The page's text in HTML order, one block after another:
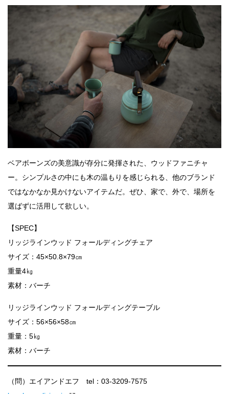
ベアボーンズの美意識が存分に発揮された、ウッドファニチャ
ー。シンプルさの中にも木の温もりを感じられる、他のブランド
ではなかなか見かけないアイテムだ。ぜひ、家で、外で、場所を
選ばずに活用して欲しい。
【SPEC】
リッジラインウッド フォールディングチェア
サイズ：45×50.8×79㎝
重量4㎏
素材：バーチ
リッジラインウッド フォールディングテーブル
サイズ：56×56×58㎝
重量：5㎏
素材：バーチ
（問）エイアンドエフ tel：03-3209-7575